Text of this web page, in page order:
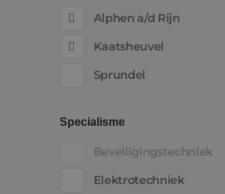
Alphen a/d Rijn
Kaatsheuvel
Sprundel
Specialisme
Beveiligingstechniek
Elektrotechniek